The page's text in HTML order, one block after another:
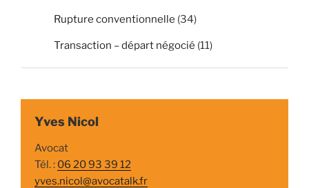
Rupture conventionnelle (34)
Transaction – départ négocié (11)
Yves Nicol
Avocat
Tél. : 06 20 93 39 12
yves.nicol@avocatalk.fr